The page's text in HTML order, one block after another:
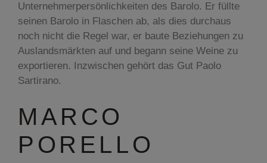
Unternehmerpersönlichkeiten des Barolo. Er füllte
seinen Barolo in Flaschen ab, als dies durchaus
noch nicht die Regel war, er baute Beziehungen zu
Auslandsmärkten auf und begann seine Weine zu
exportieren. Inzwischen gehört das Gut Paolo
Sartirano.
MARCO
PORELLO